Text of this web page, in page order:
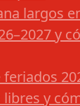
largos
y
y